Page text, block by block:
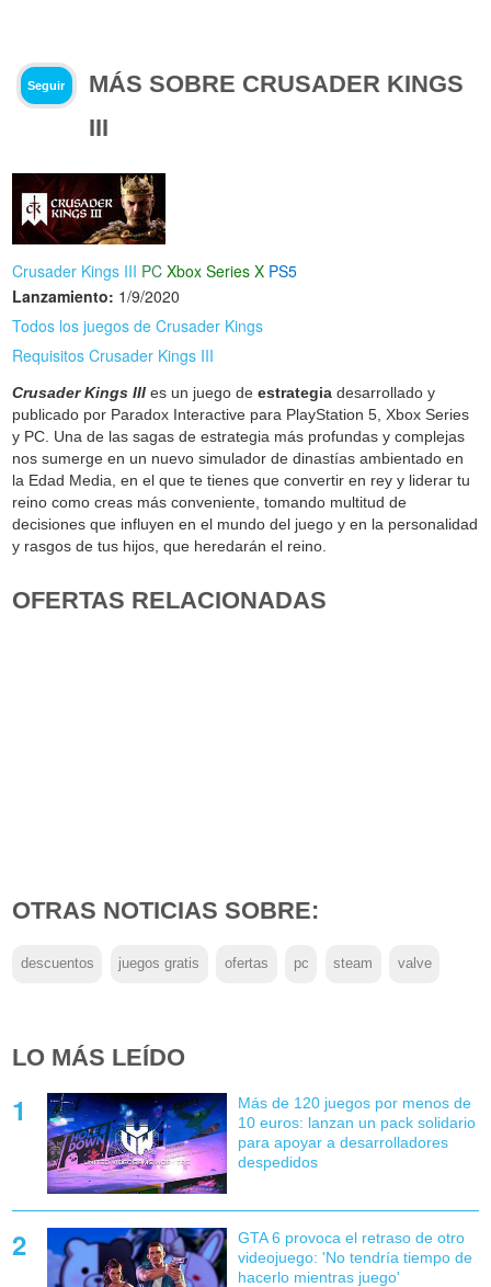
Seguir
MÁS SOBRE CRUSADER KINGS
III
Crusader Kings III PC Xbox Series X PS5
Lanzamiento: 1/9/2020
Todos los juegos de Crusader Kings
Requisitos Crusader Kings III
Crusader Kings III es un juego deestrategia desarrollado y
publicado por Paradox Interactive para PlayStation 5, Xbox Series
y PC. Una de las sagas de estrategia más profundas y complejas
nos sumerge en un nuevo simulador de dinastías ambientado en
la Edad Media, en el que te tienes que convertir en rey y liderar tu
reino como creas más conveniente, tomando multitud de
decisiones que influyen en el mundo del juego y en la personalidad
y rasgos de tus hijos, que heredarán el reino.
OFERTAS RELACIONADAS
OTRAS NOTICIAS SOBRE:
descuentos juegos gratis ofertas pc steam valve
LO MÁS LEÍDO
Más de 120 juegos por menos de
10 euros: lanzan un pack solidario
para apoyar a desarrolladores
despedidos
GTA 6 provoca el retraso de otro
videojuego: 'No tendría tiempo de
hacerlo mientras juego'